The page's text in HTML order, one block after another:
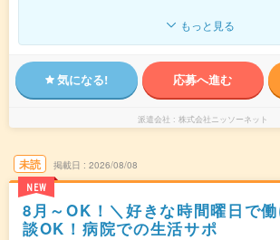
もっと見る
気になる! 応募へ進む
派遣会社 株式会社ニッソーネット
未読
NEW
掲載日 2026/08/08
8月～OK！＼好きな時間曜日で
談OK！病院での生活サポ